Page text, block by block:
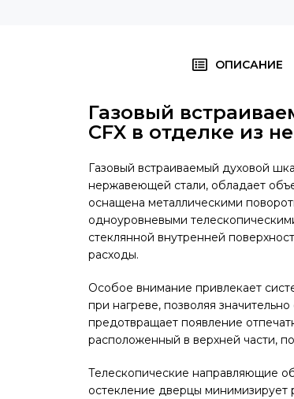
ОПИСАНИЕ
Газовый
CFX в отделке из
Газовый встраиваемый духовой
нержавеющей стали, обладает
оснащена металлическими
одноуровневыми
стеклянной внутренней
расходы.
Особое внимание привлекает
при нагреве, позволяя
предотвращает появление
расположенный в верхней части,
Телескопические направляющие
остекление дверцы минимизирует